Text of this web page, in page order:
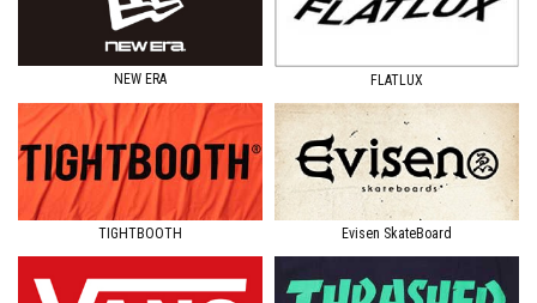
NEW ERA FLATLUX
TIGHTBOOTH Evisen SkateBoard